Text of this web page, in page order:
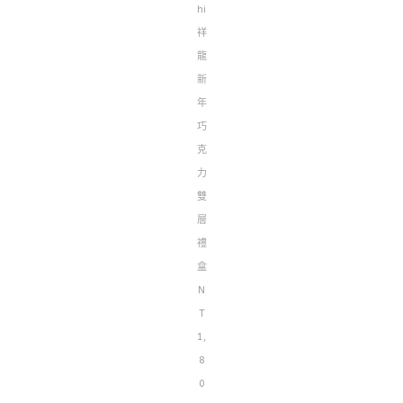
hi
祥
龍
新
年
巧
克
力
雙
層
禮
盒
N
T
1,
8
0